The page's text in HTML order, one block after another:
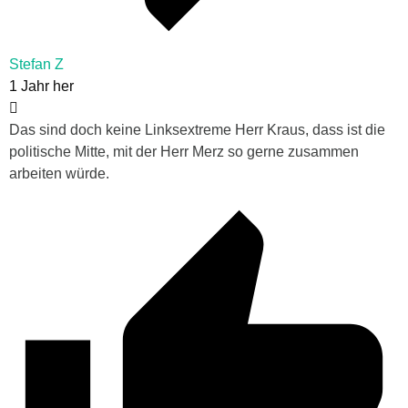
Stefan Z
1 Jahr her
Das sind doch keine Linksextreme Herr Kraus, dass ist die
politische Mitte, mit der Herr Merz so gerne zusammen
arbeiten würde.